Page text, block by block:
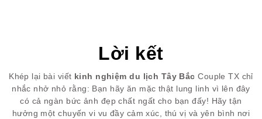
Lời kết
Khép lại bài viết kinh nghiệm du lịch Tây BắcCouple TX chỉ
nhắc nhở nhỏ rằng: Bạn hãy ăn mặc thật lung linh vì lên đây
có cả ngàn bức ảnh đẹp chất ngất cho bạn đấy! Hãy tận
hưởng một chuyến vi vu đầy cảm xúc, thú vị và yên bình nơi